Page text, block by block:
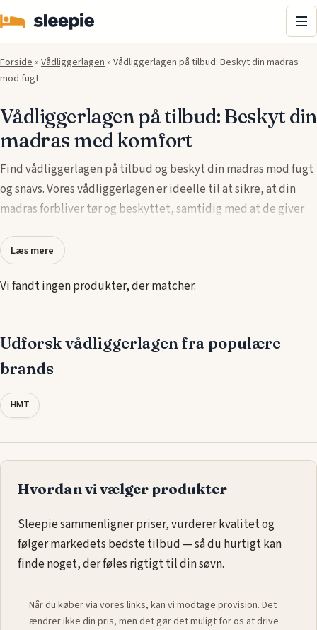
Forside» Vådliggerlagen» Vådliggerlagen på tilbud: Beskyt din madras
mod fugt
Vådliggerlagen på tilbud: Beskyt din
madras med komfort
Find vådliggerlagen på tilbud og beskyt din madras mod fugt
og snavs. Vores vådliggerlagen er ideelle til at sikre, at din
madras forbliver tør og beskyttet, samtidig med at de giver
åndbar teknologi sikrer vi, at dit vådliggerlagen er både
praktisk og behageligt. Udnyt de attraktive tilbud på
vådliggerlagen og forlæng levetiden på din madras. Vores
når du sover.
Læs mere
Vi fandt ingen produkter, der matcher.
Udforsk vådliggerlagen fra populære
brands
HMT
Hvordan vi vælger produkter
Sleepie sammenligner priser, vurderer kvalitet og
følger markedets bedste tilbud — så du hurtigt kan
finde noget, der føles rigtigt til din søvn.
Når du køber via vores links, kan vi modtage provision. Det
ændrer ikke din pris, men det gør det muligt for os at drive